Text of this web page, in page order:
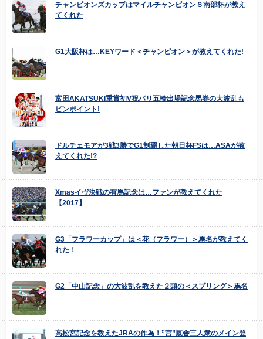
チャンピオンズカップはマイルチャンピオンＳ南部杯が教え
てくれた
G1大阪杯は…KEYワード＜チャンピオン＞が教えてくれた!
富田AKATSUKI重賞初V祝パリ五輪出場記念馬券の大波乱も
ピンポイント!
ドルチェモアが3戦3勝でG1制覇した朝日杯FSは…ASAが教
えてくれた!?
Xmasイヴ決戦の有馬記念は…ファンが教えてくれた
【2017】
G3「フラワーカップ」は＜花（フラワー）＞馬名が教えてく
れた！
G2「中山記念」の大波乱を教えた２頭の＜スプリング＞馬名
高松宮記念を教えたJRAの作為！”宮”厩舎三人衆のメイン登